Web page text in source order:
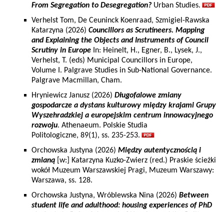
From Segregation to Desegregation? Urban Studies.
Verhelst Tom, De Ceuninck Koenraad, Szmigiel-Rawska
Katarzyna (2026) Councillors as Scrutineers. Mapping
and Explaining the Objects and Instruments of Council
Scrutiny in Europe In: Heinelt, H., Egner, B., Lysek, J.,
Verhelst, T. (eds) Municipal Councillors in Europe,
Volume I. Palgrave Studies in Sub-National Governance.
Palgrave Macmillan, Cham.
Hryniewicz Janusz (2026) Długofalowe zmiany
gospodarcze a dystans kulturowy między krajami Grupy
Wyszehradzkiej a europejskim centrum innowacyjnego
rozwoju. Athenaeum. Polskie Studia
Politologiczne, 89(1), ss. 235-253.
Orchowska Justyna (2026) Między autentycznością i
zmianą [w:] Katarzyna Kuzko-Zwierz (red.) Praskie ścieżki
wokół Muzeum Warszawskiej Pragi, Muzeum Warszawy:
Warszawa, ss. 128.
Orchowska Justyna, Wróblewska Nina (2026) Between
student life and adulthood: housing experiences of PhD